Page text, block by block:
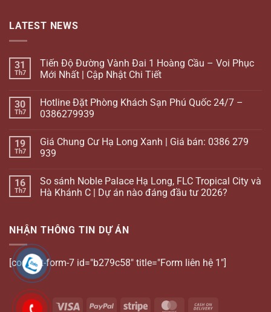
LATEST NEWS
31
Th7
Tiến Độ Đường Vành Đai 1 Hoàng Cầu – Voi Phục
Mới Nhất | Cập Nhật Chi Tiết
30
Th7
Hotline Đặt Phòng Khách Sạn Phú Quốc 24/7 –
0386279939
19
Th7
Giá Chung Cư Hạ Long Xanh | Giá bán: 0386 279
939
16
Th7
So sánh Noble Palace Hạ Long, FLC Tropical City và
Hà Khánh C | Dự án nào đáng đầu tư 2026?
NHẬN THÔNG TIN DỰ ÁN
[contact-form-7 id="b279c58" title="Form liên hệ 1"]